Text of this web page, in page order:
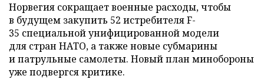
Норвегия сокращает военные расходы, чтобы
в будущем закупить 52 истребителя F-
35 специальной унифицированной модели
для стран НАТО, а также новые субмарины
и патрульные самолеты. Новый план минобороны
уже подвергся критике.